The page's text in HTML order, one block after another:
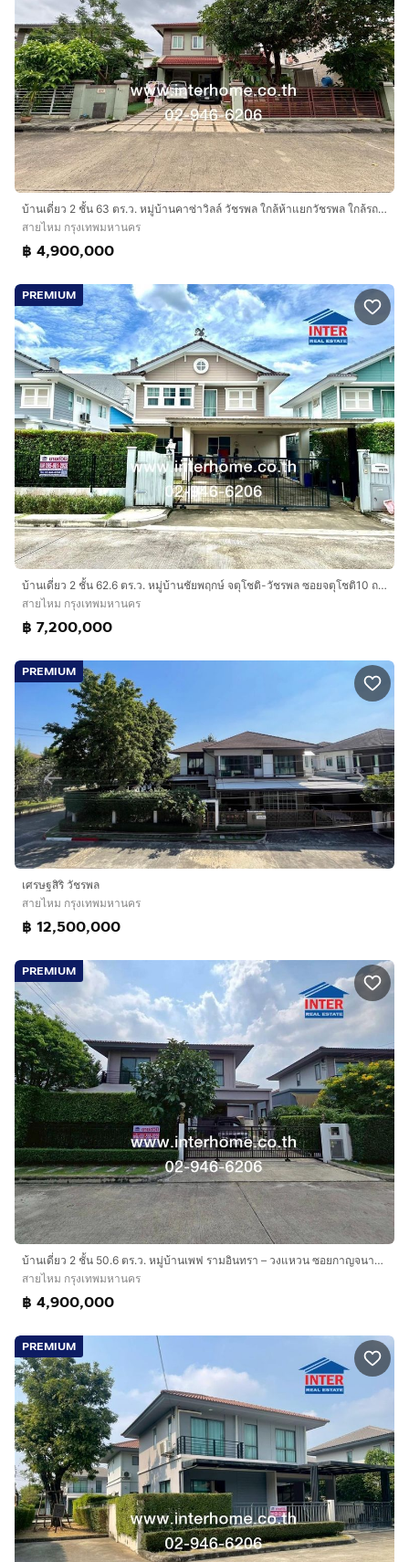
บ้านเดี่ยว 2 ชั้น 63 ตร.ว. หมู่บ้านคาซ่าวิลล์ วัชรพล ใกล้ห้าแยกวัชรพล ใกล้รถไฟฟ้าBTSสะพานใหม่ ถนนวัชรพล เขตสายไหม กรุงเทพมหานคร
สายไหม กรุงเทพมหานคร
฿ 4,900,000
PREMIUM
บ้านเดี่ยว 2 ชั้น 62.6 ตร.ว. หมู่บ้านชัยพฤกษ์ จตุโชติ-วัชรพล ซอยจตุโชติ10 ถนนวงแหวนรอบนอก ถนนจตุโชติ เขตสายไหม กรุงเทพมหานคร
สายไหม กรุงเทพมหานคร
฿ 7,200,000
PREMIUM
เศรษฐสิริ วัชรพล
สายไหม กรุงเทพมหานคร
฿ 12,500,000
PREMIUM
บ้านเดี่ยว 2 ชั้น 50.6 ตร.ว. หมู่บ้านเพฟ รามอินทรา – วงแหวน ซอยกาญจนาภิเษก4 ถนนวงแหวน-รามอินทรา ถนนกาญจนาภิเษก4 เขตสายไหม กรุงเทพมหานคร
สายไหม กรุงเทพมหานคร
฿ 4,900,000
PREMIUM